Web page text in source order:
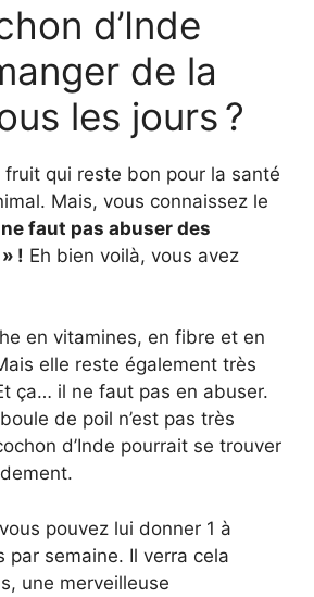
d’Inde
de la
les jours ?
fruit qui reste bon pour la santé
Mais, vous connaissez le
faut pas abuser des
! Eh bien voilà, vous avez
en vitamines, en fibre et en
elle reste également très
ça… il ne faut pas en abuser.
de poil n’est pas très
d’Inde pourrait se trouver
pouvez lui donner 1 à
par semaine. Il verra cela
une merveilleuse